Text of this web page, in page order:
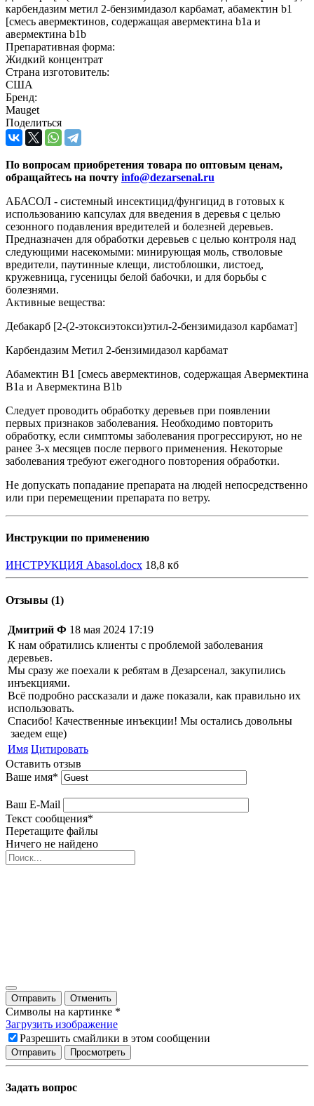
карбендазим метил 2-бензимидазол карбамат, абамектин b1
[смесь авермектинов, содержащая авермектина b1a и
авермектина b1b
Препаративная форма:
Жидкий концентрат
Страна изготовитель:
США
Бренд:
Mauget
Поделиться
По вопросам приобретения товара по оптовым ценам,
обращайтесь на почту info@dezarsenal.ru
АБАСОЛ - системный инсектицид/фунгицид в готовых к
использованию капсулах для введения в деревья с целью
сезонного подавления вредителей и болезней деревьев.
Предназначен для обработки деревьев с целью контроля над
следующими насекомыми: минирующая моль, стволовые
вредители, паутинные клещи, листоблошки, листоед,
кружевница, гусеницы белой бабочки, и для борьбы с
болезнями.
Активные вещества:
Дебакарб [2-(2-этоксиэтокси)этил-2-бензимидазол карбамат]
Карбендазим Метил 2-бензимидазол карбамат
Абамектин B1 [смесь авермектинов, содержащая Авермектина
B1a и Авермектина B1b
Следует проводить обработку деревьев при появлении
первых признаков заболевания. Необходимо повторить
обработку, если симптомы заболевания прогрессируют, но не
ранее 3-х месяцев после первого применения. Некоторые
заболевания требуют ежегодного повторения обработки.
Не допускать попадание препарата на людей непосредственно
или при перемещении препарата по ветру.
Инструкции по применению
ИНСТРУКЦИЯ Abasol.docx 18,8 кб
Отзывы (1)
Дмитрий Ф 18 мая 2024 17:19
К нам обратились клиенты с проблемой заболевания
деревьев.
Мы сразу же поехали к ребятам в Дезарсенал, закупились
инъекциями.
Всё подробно рассказали и даже показали, как правильно их
использовать.
Спасибо! Качественные инъекции! Мы остались довольны
заедем еще)
Имя Цитировать
Оставить отзыв
Ваше имя*
Ваш E-Mail
Текст сообщения*
Перетащите файлы
Ничего не найдено
Отправить Отменить
Символы на картинке *
Загрузить изображение
Разрешить смайлики в этом сообщении
Задать вопрос